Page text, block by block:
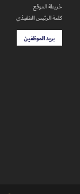
خريطة الموقع
كلمة الرئيس التنفيذي
بريد الموظفين